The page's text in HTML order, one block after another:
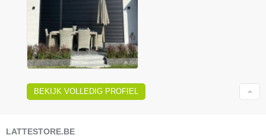
BEKIJK VOLLEDIG PROFIEL
LATTESTORE.BE